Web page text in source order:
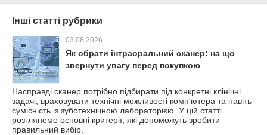
Інші статті рубрики
03.08.2026
Як обрати інтраоральний сканер: на що
звернути увагу перед покупкою
Насправді сканер потрібно підбирати під конкретні клінічні
задачі, враховувати технічні можливості комп'ютера та навіть
сумісність із зуботехнічною лабораторією. У цій статті
розглянемо основні критерії, які допоможуть зробити
правильний вибір.